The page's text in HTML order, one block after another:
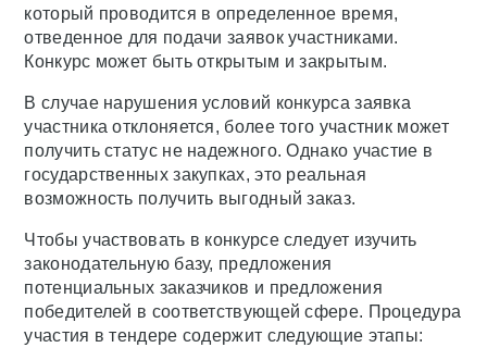
который проводится в определенное время,
отведенное для подачи заявок участниками.
Конкурс может быть открытым и закрытым.
В случае нарушения условий конкурса заявка
участника отклоняется, более того участник может
получить статус не надежного. Однако участие в
государственных закупках, это реальная
возможность получить выгодный заказ.
Чтобы участвовать в конкурсе следует изучить
законодательную базу, предложения
потенциальных заказчиков и предложения
победителей в соответствующей сфере. Процедура
участия в тендере содержит следующие этапы: